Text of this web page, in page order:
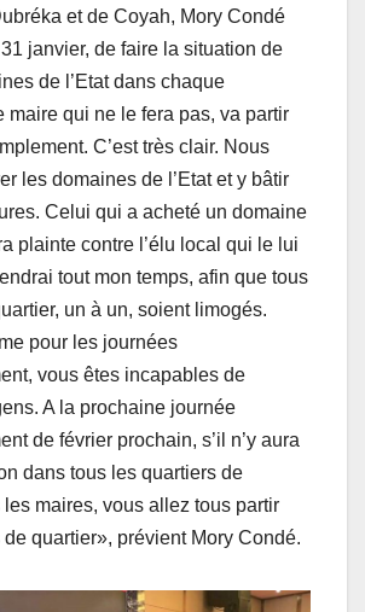
et de Coyah, Mory Condé
janvier, de faire la situation de
de l’Etat dans chaque
maire qui ne le fera pas, va partir
C’est très clair. Nous
les domaines de l’Etat et y bâtir
Celui qui a acheté un domaine
plainte contre l’élu local qui le lui
tout mon temps, afin que tous
un à un, soient limogés.
pour les journées
vous êtes incapables de
A la prochaine journée
de février prochain, s’il n’y aura
dans tous les quartiers de
maires, vous allez tous partir
quartier», prévient Mory Condé.